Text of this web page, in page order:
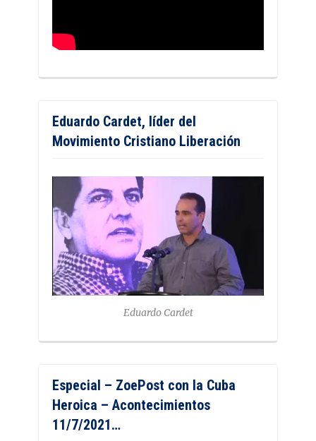
Eduardo Cardet, líder del
Movimiento Cristiano Liberación
Eduardo Cardet
Especial – ZoePost con la Cuba
Heroica – Acontecimientos
11/7/2021…